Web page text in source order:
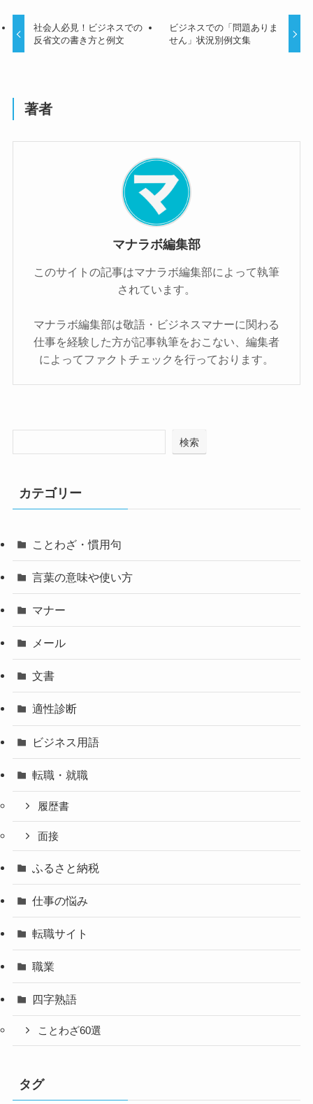
社会人必見！ビジネスでの
反省文の書き方と例文
ビジネスでの「問題ありま
せん」状況別例文集
著者
マナラボ編集部
このサイトの記事はマナラボ編集部によって執筆
されています。
マナラボ編集部は敬語・ビジネスマナーに関わる
仕事を経験した方が記事執筆をおこない、編集者
によってファクトチェックを行っております。
検索
カテゴリー
ことわざ・慣用句
言葉の意味や使い方
マナー
メール
文書
適性診断
ビジネス用語
転職・就職
履歴書
面接
ふるさと納税
仕事の悩み
転職サイト
職業
四字熟語
ことわざ60選
タグ